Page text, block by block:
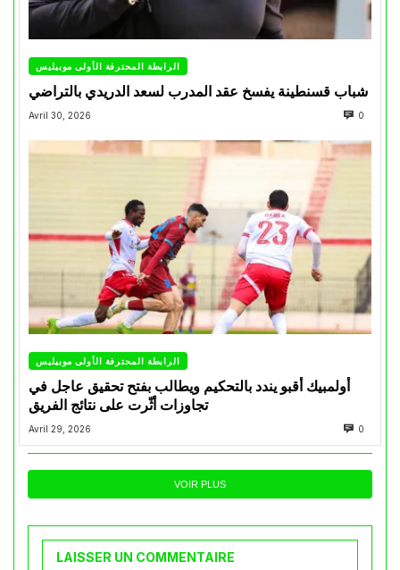
الرابطة المحترفة الأولى موبيليس
شباب قسنطينة يفسخ عقد المدرب لسعد الدريدي بالتراضي
Avril 30, 2026 0
الرابطة المحترفة الأولى موبيليس
أولمبيك أقبو يندد بالتحكيم ويطالب بفتح تحقيق عاجل في
تجاوزات أثّرت على نتائج الفريق
Avril 29, 2026 0
VOIR PLUS
LAISSER UN COMMENTAIRE